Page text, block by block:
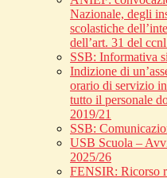
Nazionale, degli
scolastiche
dell’art. 31 del
SSB: Informativa
Indizione di
orario di servizio
tutto il personale
2019/21
SSB:
USB Scuola –
2025/26
FENSIR: Ricorso